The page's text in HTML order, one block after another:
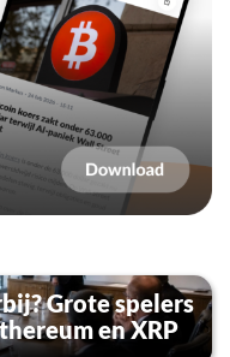
Grote spelers
en XRP